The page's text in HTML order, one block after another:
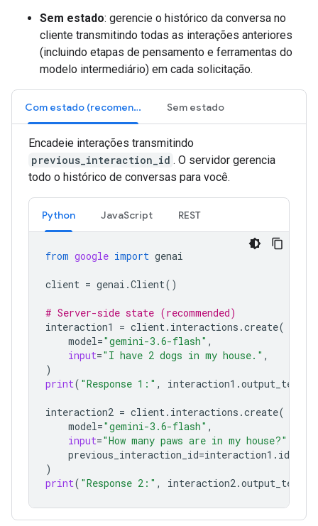
Sem estado: gerencie o histórico da conversa no
cliente transmitindo todas as interações anteriores
(incluindo etapas de pensamento e ferramentas do
modelo intermediário) em cada solicitação.
Com estado (recomendado) Sem estado
Encadeie interações transmitindo
previous_interaction_id . O servidor gerencia
todo o histórico de conversas para você.
Python JavaScript REST
from google import genai
client = genai .Client()
# Server-side state (recommended)
interaction1
= client. interactions .create(
model="gemini-3.6-flash" ,
input="I have 2 dogs in my house." ,
)
print( "Response 1:" , interaction1 .output_text
interaction2 = client. interactions .create(
model="gemini-3.6-flash" ,
input="How many paws are in my house?"
previous_interaction_id=interaction1 . id
)
print( "Response 2:" , interaction2.output_text